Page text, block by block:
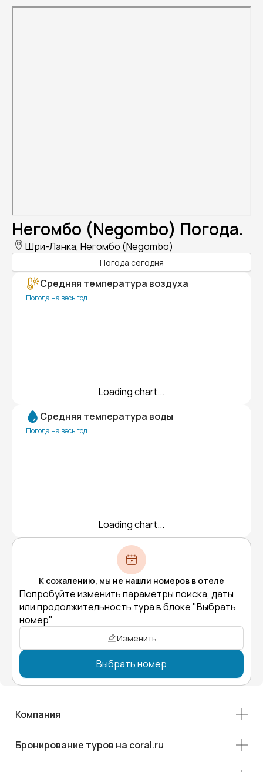
Негомбо (Negombo) Погода.
Шри-Ланка, Негомбо (Negombo)
Погода сегодня
Средняя температура воздуха
Погода на весь год
Loading chart...
Средняя температура воды
Погода на весь год
Loading chart...
К сожалению, мы не нашли номеров в отеле
Попробуйте изменить параметры поиска, даты
или продолжительность тура в блоке "Выбрать
номер"
Изменить
Выбрать номер
Компания
Бронирование туров на coral.ru